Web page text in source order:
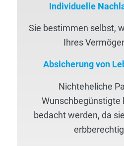
Individuelle
Sie bestimmen selbst,
Ihres
Absicherung von
Nichteheliche
Wunschbegünstigte
bedacht werden, da